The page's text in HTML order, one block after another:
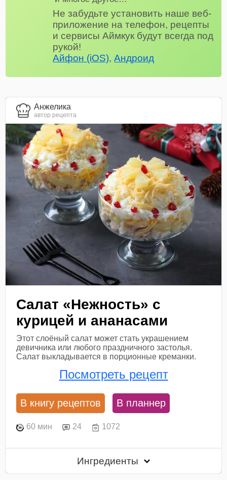
Не забудьте установить наше веб-
приложение на телефон, рецепты
и сервисы Аймкук будут всегда под
рукой!
Айфон (iOS),Андроид
Анжелика
автор рецепта
Салат «Нежность» с
курицей и ананасами
Этот слоёный салат может стать украшением
девичника или любого праздничного застолья.
Салат выкладывается в порционные креманки.
Посмотреть рецепт
В книгу рецептов В планнер
60 мин 24 1072
Ингредиенты